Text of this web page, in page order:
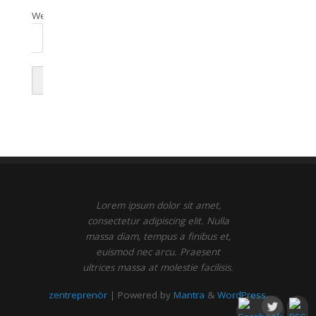
Webbplats
Lorem ipsum dolor sit amet,
consectetur adipiscing elit. Nulla
massa diam, tempus a finibus et,
euismod nec arcu. Praesent
ultrices massa at molestie facilisis.
zentreprenör| Powered by Mantra & WordPress.